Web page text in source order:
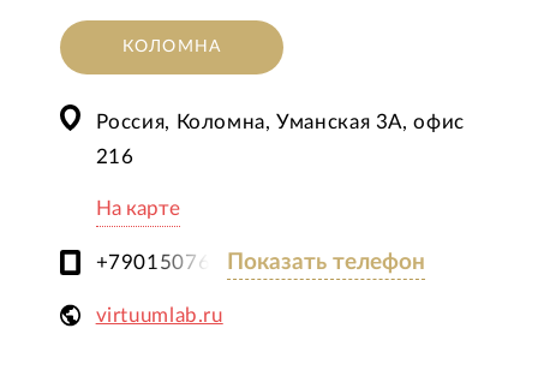
КОЛОМНА
Россия, Коломна, Уманская 3А, офис
216
На карте
+79015076310Показать телефон
virtuumlab.ru